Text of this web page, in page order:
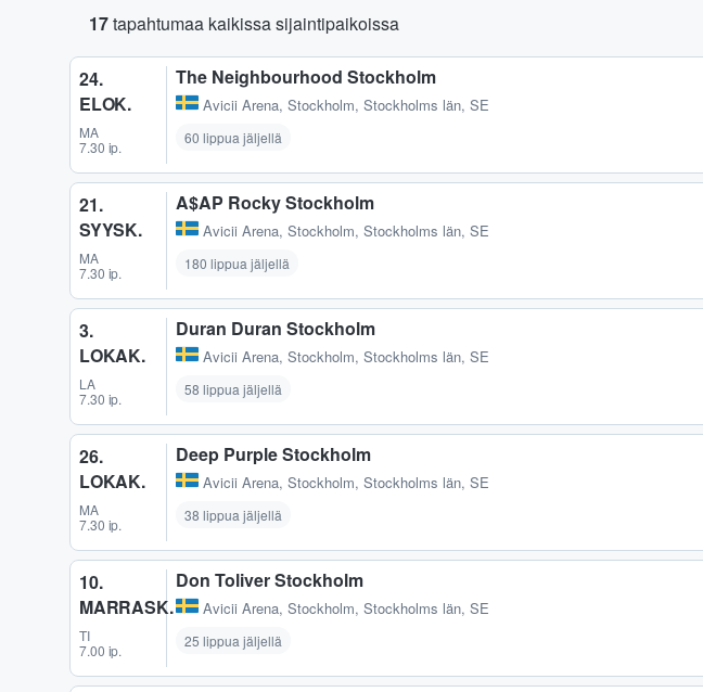
17tapahtumaa kaikissa sijaintipaikoissa
24.
ELOK.
MA
7.30 ip.
The Neighbourhood Stockholm
Avicii Arena, Stockholm, Stockholms län, SE
60 lippua jäljellä
21.
SYYSK.
MA
7.30 ip.
A$AP Rocky Stockholm
Avicii Arena, Stockholm, Stockholms län, SE
180 lippua jäljellä
3.
LOKAK.
LA
7.30 ip.
Duran Duran Stockholm
Avicii Arena, Stockholm, Stockholms län, SE
58 lippua jäljellä
26.
LOKAK.
MA
7.30 ip.
Deep Purple Stockholm
Avicii Arena, Stockholm, Stockholms län, SE
38 lippua jäljellä
10.
MARRASK.
TI
7.00 ip.
Don Toliver Stockholm
Avicii Arena, Stockholm, Stockholms län, SE
25 lippua jäljellä